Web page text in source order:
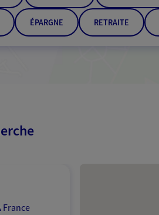
ÉPARGNE RETRAITE
France